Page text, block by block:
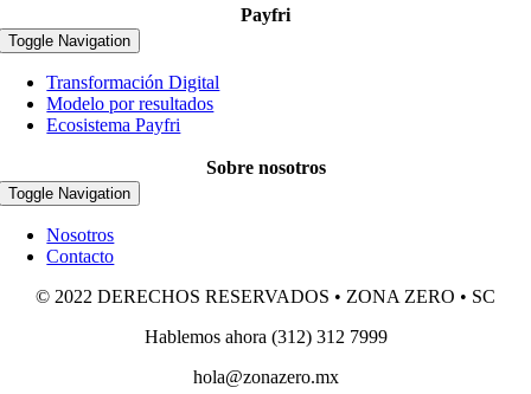
Payfri
Toggle Navigation
Transformación Digital
Modelo por resultados
Ecosistema Payfri
Sobre nosotros
Toggle Navigation
Nosotros
Contacto
© 2022 DERECHOS RESERVADOS • ZONA ZERO • SC
Hablemos ahora (312) 312 7999
hola@zonazero.mx